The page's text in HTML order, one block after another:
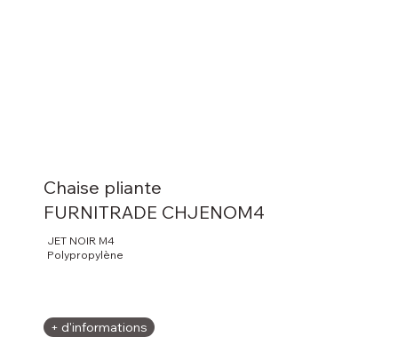
Chaise pliante
FURNITRADE CHJENOM4
JET NOIR M4
Polypropylène
+ d'informations